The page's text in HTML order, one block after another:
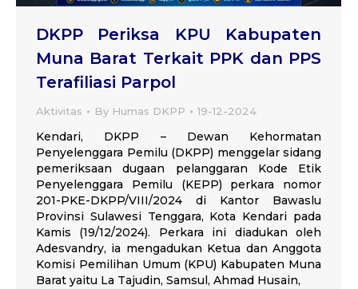
DKPP Periksa KPU Kabupaten
Muna Barat Terkait PPK dan PPS
Terafiliasi Parpol
Aktivitas By Humas DKPP 19-12-2024
Kendari, DKPP – Dewan Kehormatan
Penyelenggara Pemilu (DKPP) menggelar sidang
pemeriksaan dugaan pelanggaran Kode Etik
Penyelenggara Pemilu (KEPP) perkara nomor
201-PKE-DKPP/VIII/2024 di Kantor Bawaslu
Provinsi Sulawesi Tenggara, Kota Kendari pada
Kamis (19/12/2024). Perkara ini diadukan oleh
Adesvandry, ia mengadukan Ketua dan Anggota
Komisi Pemilihan Umum (KPU) Kabupaten Muna
Barat yaitu La Tajudin, Samsul, Ahmad Husain,